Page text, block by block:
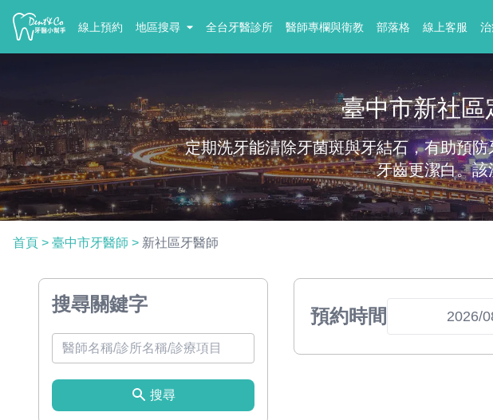
線上預約 地區搜尋 全台牙醫診所 醫師專欄與衛教 部落格 線上客服
臺中市新社區
定期洗牙能清除牙菌斑與牙結石，有助預
牙齒更潔白。
首頁 > 臺中市牙醫師 > 新社區牙醫師
搜尋關鍵字
搜尋
預約時間